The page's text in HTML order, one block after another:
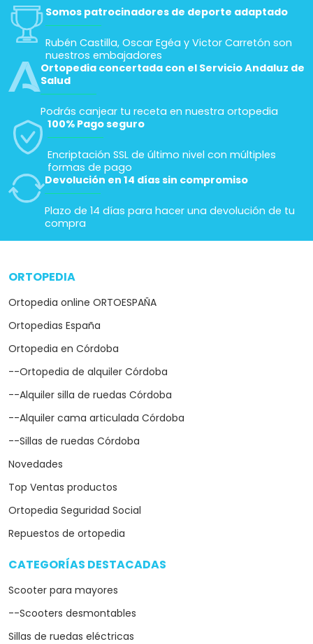
Somos patrocinadores de deporte adaptado
Rubén Castilla, Oscar Egéa y Victor Carretón son
nuestros embajadores
Ortopedia concertada con el Servicio Andaluz de
Salud
Podrás canjear tu receta en nuestra ortopedia
100% Pago seguro
Encriptación SSL de último nivel con múltiples
formas de pago
Devolución en 14 días sin compromiso
Plazo de 14 días para hacer una devolución de tu
compra
ORTOPEDIA
Ortopedia online ORTOESPAÑA
Ortopedias España
Ortopedia en Córdoba
--Ortopedia de alquiler Córdoba
--Alquiler silla de ruedas Córdoba
--Alquiler cama articulada Córdoba
--Sillas de ruedas Córdoba
Novedades
Top Ventas productos
Ortopedia Seguridad Social
Repuestos de ortopedia
CATEGORÍAS DESTACADAS
Scooter para mayores
--Scooters desmontables
Sillas de ruedas eléctricas